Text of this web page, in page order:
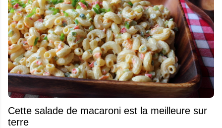
Cette salade de macaroni est la meilleure sur
terre